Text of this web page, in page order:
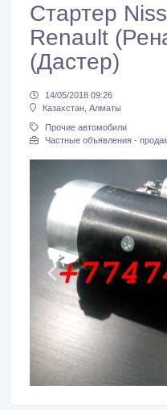
Стартер
Renault
(Дастер)
14/05/2018 09:26
Казахстан, Алматы
Прочие автомобили
Частные объявления -